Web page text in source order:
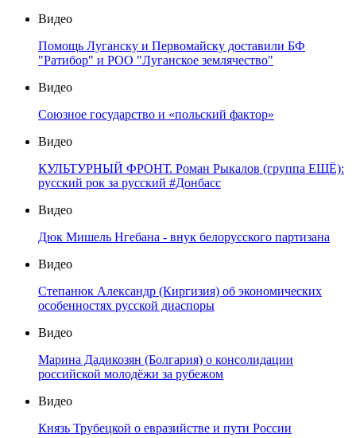
Видео
Помощь Луганску и Первомайску доставили БФ
"Ратибор" и РОО "Луганское землячество"
Видео
Союзное государство и «польский фактор»
Видео
КУЛЬТУРНЫЙ ФРОНТ. Роман Рыкалов (группа ЕЩЁ):
русский рок за русский #Донбасс
Видео
Дюк Мишель Нгебана - внук белорусского партизана
Видео
Степанюк Александр (Киргизия) об экономических
особенностях русской диаспоры
Видео
Марина Дадикозян (Болгария) о консолидации
российской молодёжи за рубежом
Видео
Князь Трубецкой о евразийстве и пути России